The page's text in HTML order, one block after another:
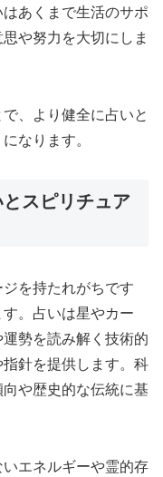
あくまで生活のサポ
や努力を大切にしま
、より健全に占いと
なります。
スピリチュア
を持たれがちです
。占いは星やカー
勢を読み解く技術的
針を提供します。科
や歴史的な伝統に基
エネルギーや霊的存